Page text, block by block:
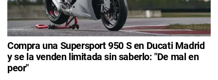
Compra una Supersport 950 S en Ducati Madrid
y se la venden limitada sin saberlo: "De mal en
peor"